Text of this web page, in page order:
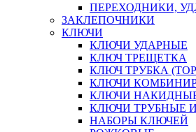
ПЕРЕХОДНИКИ,
ЗАКЛЕПОЧНИКИ
КЛЮЧИ
КЛЮЧИ УДАРНЫЕ
КЛЮЧ ТРЕЩЕТКА
КЛЮЧ ТРУБКА
КЛЮЧИ
КЛЮЧИ
КЛЮЧИ ТРУБНЫЕ
НАБОРЫ КЛЮЧЕЙ